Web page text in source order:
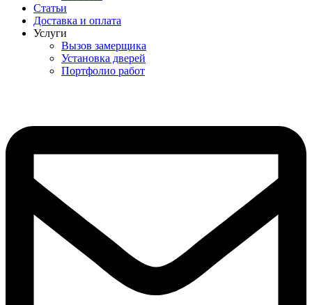
Статьи
Доставка и оплата
Услуги
Вызов замерщика
Установка дверей
Портфолио работ